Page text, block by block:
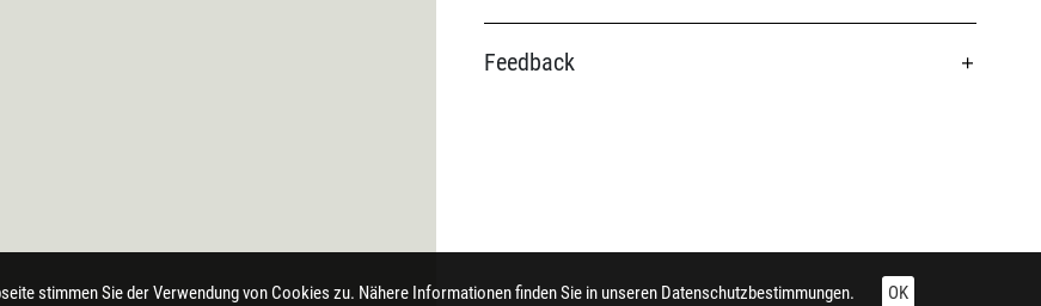
Feedback
stimmen Sie der Verwendung von Cookies zu. Nähere Informationen finden Sie in unseren Datenschutzbestimmungen. OK